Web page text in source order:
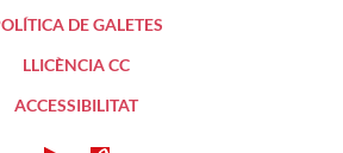
DE GALETES
LLICÈNCIA CC
ACCESSIBILITAT